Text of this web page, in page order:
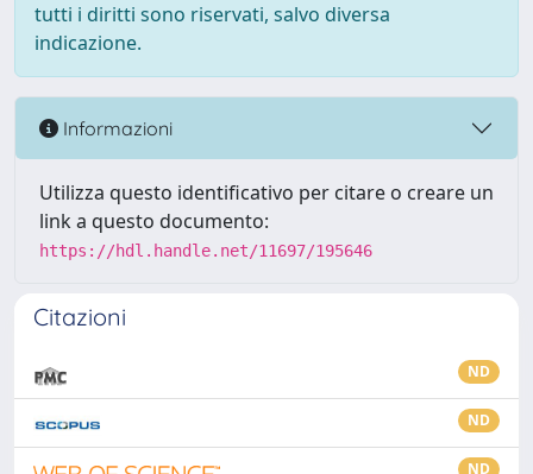
tutti i diritti sono riservati, salvo diversa
indicazione.
Informazioni
Utilizza questo identificativo per citare o creare un
link a questo documento:
https://hdl.handle.net/11697/195646
Citazioni
ND
ND
ND